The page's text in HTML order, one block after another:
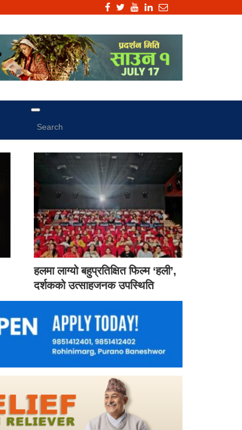
हलमा लाग्यो बहुप्रतिक्षित फिल्म ‘हली’,
दर्शकको उत्साहजनक उपस्थिति